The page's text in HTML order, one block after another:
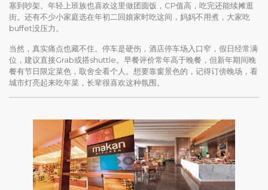
塞到吵架。年轻上班族也喜欢这里做团圆饭，CP值高，吃完还能续摊逛
街。还有不少小家庭选在年初二回娘家时吃这间，妈妈不用煮，大家吃
buffet没压力。
当然，真实痛点也藏不住。停车是硬伤，酒店停车场入口窄，假日经常满
位，建议直接Grab或搭shuttle。早餐评价常年高于晚餐，但新年期间晚
餐有节日限定菜色，取舍全看个人。想要靠窗景色的，记得订傍晚场，看
城市灯亮起来吃年菜，长辈很喜欢这种氛围。